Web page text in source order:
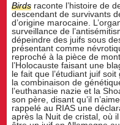
Birds raconte l’histoire de
descendant de survivants
d’origine marocaine.
surveillance de
dépeindre des juifs sous
présentant comme
reproché à la pièce de
l’Holocauste faisant une
le fait que l’étudiant juif
la combinaison de
l’euthanasie nazie et la
son père, disant qu’il
rappelé au RIAS une
après la Nuit de cristal, où